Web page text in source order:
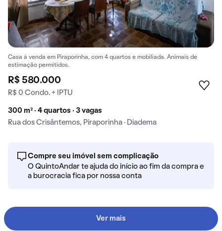
Casa à venda em Piraporinha, com 4 quartos e mobiliada. Animais de
estimação permitidos.
R$ 580.000
R$ 0 Condo. + IPTU
300 m² · 4 quartos · 3 vagas
Rua dos Crisântemos, Piraporinha · Diadema
Compre seu imóvel sem complicação
O QuintoAndar te ajuda do início ao fim da compra e
a burocracia fica por nossa conta
Ver mais